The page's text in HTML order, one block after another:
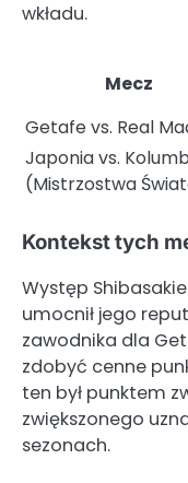
wkładu.
Mecz
Getafe vs. Real
Japonia vs.
(Mistrzostwa
Kontekst tych
Występ
umocnił jego
zawodnika dla
zdobyć cenne
ten był punktem
zwiększonego
sezonach.